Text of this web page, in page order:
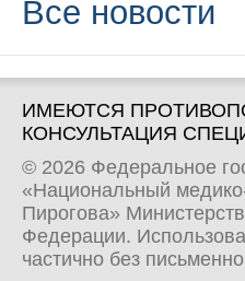
Все новости
ИМЕЮТСЯ
КОНСУЛЬТАЦИЯ
© 2026 Федеральное
«Национальный
Пирогова»
Федерации.
частично без